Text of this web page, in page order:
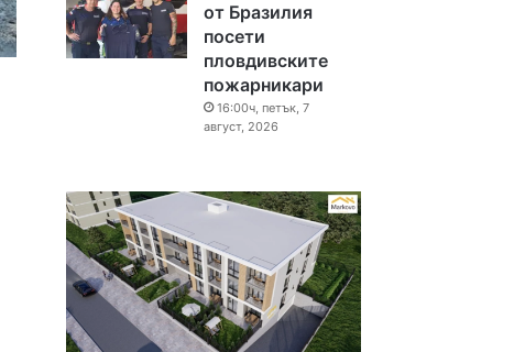
от Бразилия
посети
пловдивските
пожарникари
16:00ч, петък, 7
август, 2026